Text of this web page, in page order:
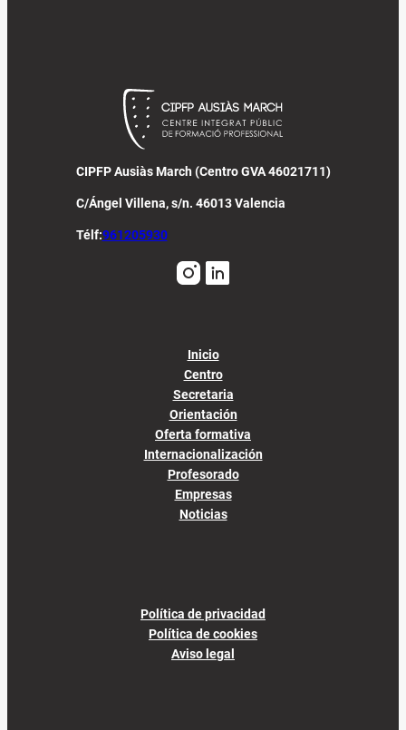
CIPFP Ausiàs March (Centro GVA 46021711)
C/Ángel Villena, s/n. 46013 Valencia
Télf:961205930
Inicio
Centro
Secretaria
Orientación
Oferta formativa
Internacionalización
Profesorado
Empresas
Noticias
Política de privacidad
Política de cookies
Aviso legal